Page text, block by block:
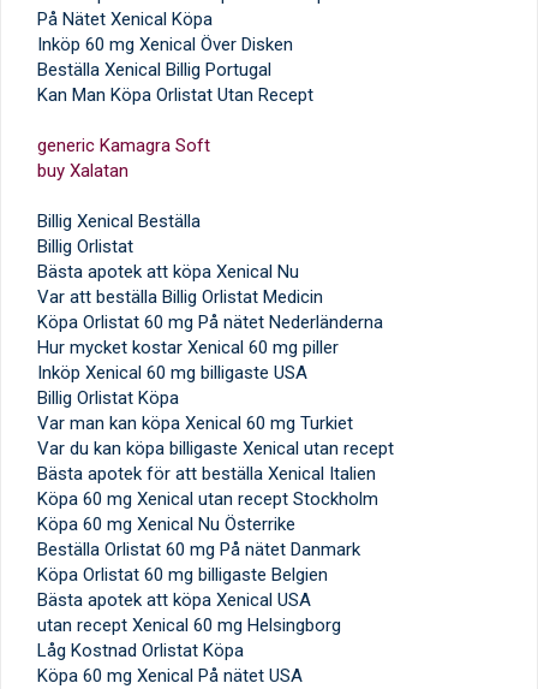
På Nätet Xenical Köpa
Inköp 60 mg Xenical Över Disken
Beställa Xenical Billig Portugal
Kan Man Köpa Orlistat Utan Recept
generic Kamagra Soft
buy Xalatan
Billig Xenical Beställa
Billig Orlistat
Bästa apotek att köpa Xenical Nu
Var att beställa Billig Orlistat Medicin
Köpa Orlistat 60 mg På nätet Nederländerna
Hur mycket kostar Xenical 60 mg piller
Inköp Xenical 60 mg billigaste USA
Billig Orlistat Köpa
Var man kan köpa Xenical 60 mg Turkiet
Var du kan köpa billigaste Xenical utan recept
Bästa apotek för att beställa Xenical Italien
Köpa 60 mg Xenical utan recept Stockholm
Köpa 60 mg Xenical Nu Österrike
Beställa Orlistat 60 mg På nätet Danmark
Köpa Orlistat 60 mg billigaste Belgien
Bästa apotek att köpa Xenical USA
utan recept Xenical 60 mg Helsingborg
Låg Kostnad Orlistat Köpa
Köpa 60 mg Xenical På nätet USA